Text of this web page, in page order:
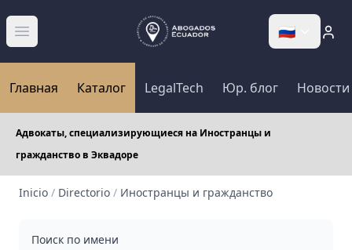
Abrir menú 🇷🇺
Главная Каталог LegalTech Юр. блог Новости
Адвокаты, специализирующиеся на Иностранцы и
гражданство в Эквадоре
Inicio / Directorio / Иностранцы и гражданство
Поиск по имени